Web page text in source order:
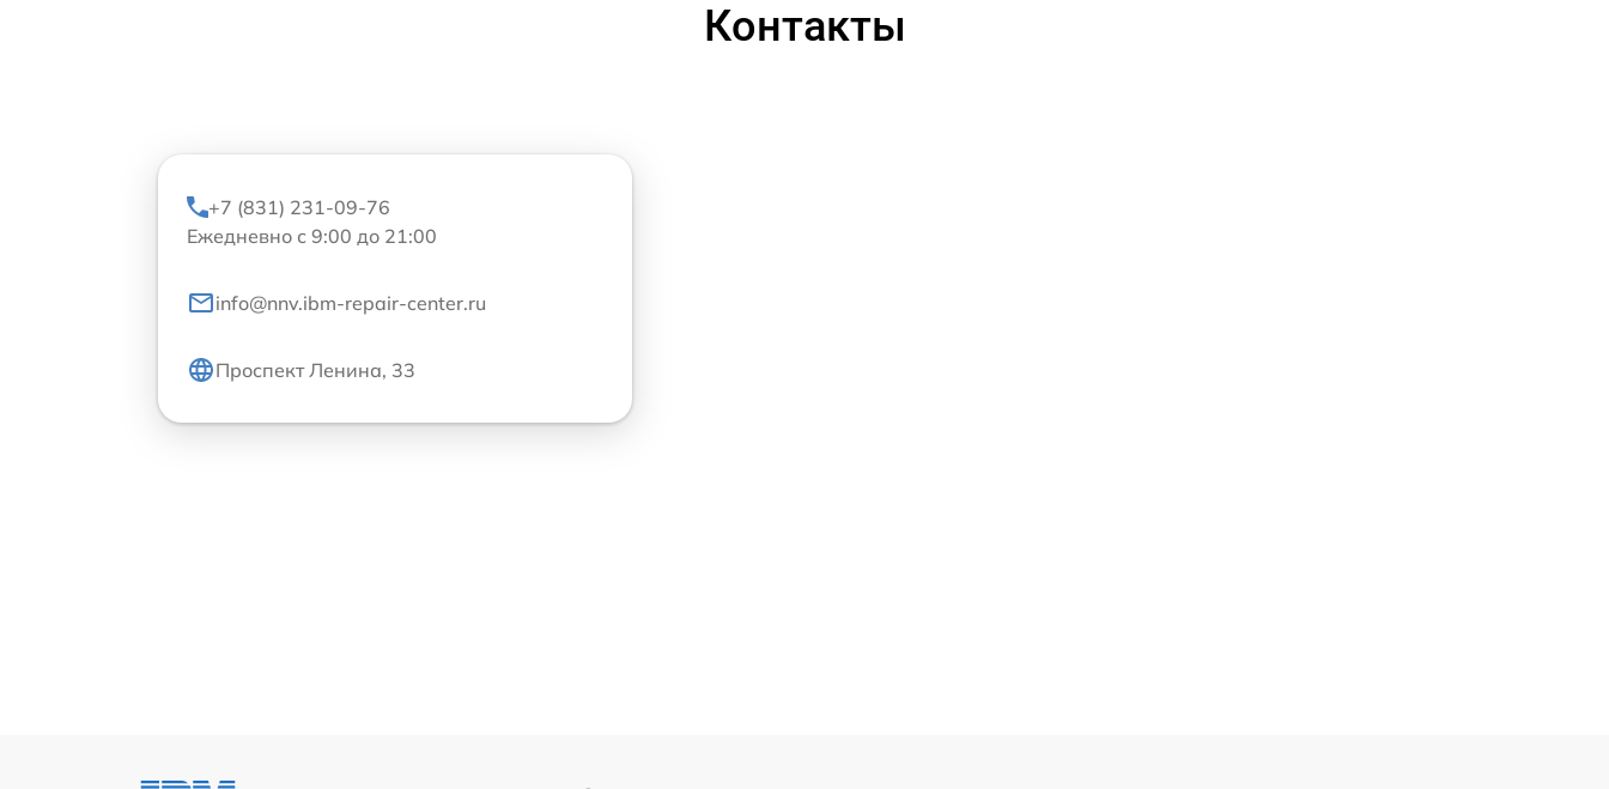
Контакты
+7 (831) 231-09-76
Ежедневно с 9:00 до 21:00
info@nnv.ibm-repair-center.ru
Проспект Ленина, 33